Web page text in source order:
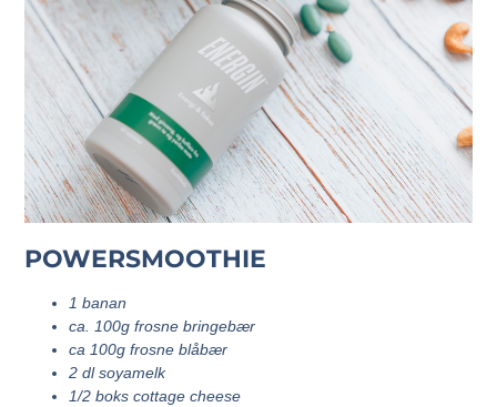
POWERSMOOTHIE
1 banan
ca. 100g frosne bringebær
ca 100g frosne blåbær
2 dl soyamelk
1/2 boks cottage cheese